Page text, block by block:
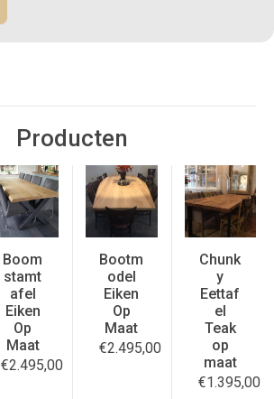
Producten
Boom
stamt
afel
Eiken
Op
Maat
€2.495,00
Bootm
odel
Eiken
Op
Maat
€2.495,00
Chunk
y
Eettaf
el
Teak
op
maat
€1.395,00